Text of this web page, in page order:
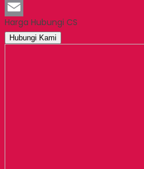
LinkedIn
Email
Harga Hubungi CS
Hubungi Kami